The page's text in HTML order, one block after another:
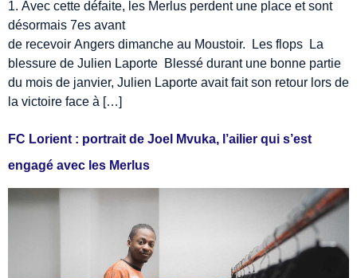
1. Avec cette défaite, les Merlus perdent une place et sont
désormais 7es avant
de recevoir Angers dimanche au Moustoir. Les flops La
blessure de Julien Laporte Blessé durant une bonne partie
du mois de janvier, Julien Laporte avait fait son retour lors de
la victoire face à […]
FC Lorient : portrait de Joel Mvuka, l’ailier qui s’est
engagé avec les Merlus